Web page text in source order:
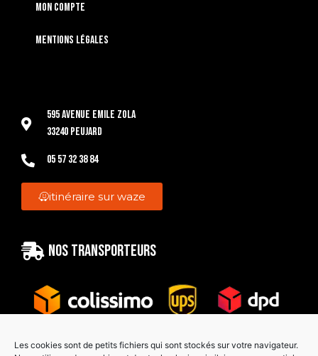
Les cookies sont de petits fichiers qui sont stockés sur votre navigateur.
Mon compte
Mentions légales
595 Avenue Emile Zola
33240 Peujard
05 57 32 38 84
itinéraire sur waze
Nos transporteurs